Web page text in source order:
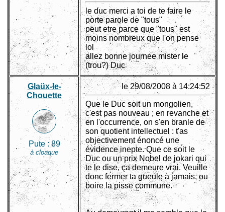
le duc merci a toi de te faire le
porte parole de "tous"
peut etre parce que "tous" est
moins nombreux que l'on pense
lol
allez bonne journee mister le
(trou?) Duc
Glaüx-le-
Chouette
Pute :89
à cloaque
le 29/08/2008 à 14:24:52
Que le Duc soit un mongolien,
c'est pas nouveau ; en revanche et
en l'occurrence, on s'en branle de
son quotient intellectuel : t'as
objectivement énoncé une
évidence inepte. Que ce soit le
Duc ou un prix Nobel de jokari qui
te le dise, ça demeure vrai. Veuille
donc fermer ta gueule à jamais, ou
boire la pisse commune.